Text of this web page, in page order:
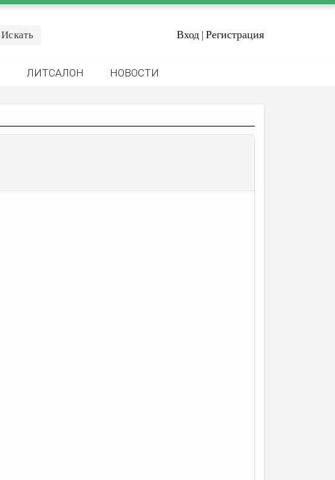
Вход | Регистрация
ЛИТСАЛОН НОВОСТИ